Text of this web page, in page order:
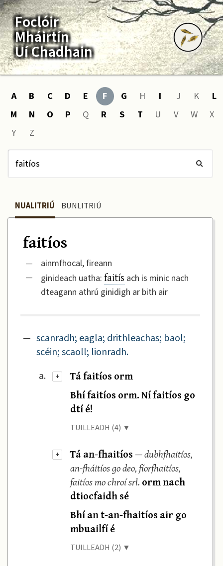
Foclóir
Mháirtín
Uí Chadhain
A B C D E F G H I J K
L
M
N O P Q R S T U V W
X
Y
Z
NUALITRIÚ BUNLITRIÚ
faitíos
—
ainmfhocal, fireann
—
ginideach uatha: faitís ach is minic nach
dteagann athrú ginidigh ar bith air
— scanradh; eagla; drithleachas; baol;
scéin; scaoll; lionradh.
a.
+
Tá faitíos orm
Bhí faitíos orm. Ní faitíos go
dtí é!
TUILLEADH (4) ▼
+ Tá an-fhaitíos—dubhfhaitíos,
an-fháitíos go deo, fíorfhaitíos,
faitíos mo chroí srl. orm nach
dtiocfaidh sé
Bhí an t-an-fhaitíos air go
mbuailfí é
TUILLEADH (2) ▼